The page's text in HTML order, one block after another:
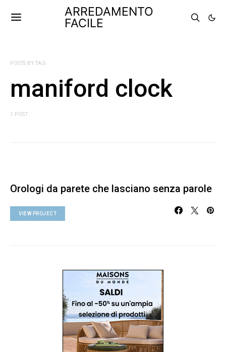
ARREDAMENTO
FACILE
POSTS BY TAG
maniford clock
1 POST
Orologi da parete che lasciano senza parole
VIEW PROJECT